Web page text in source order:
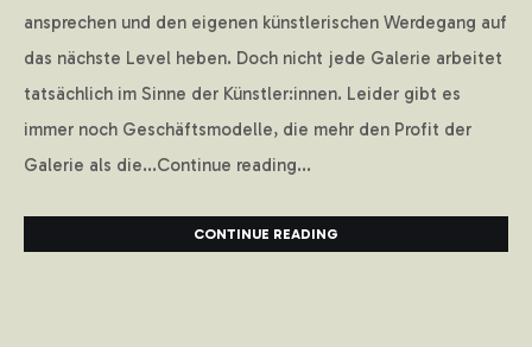
ansprechen und den eigenen künstlerischen Werdegang auf
das nächste Level heben. Doch nicht jede Galerie arbeitet
tatsächlich im Sinne der Künstler:innen. Leider gibt es
immer noch Geschäftsmodelle, die mehr den Profit der
Galerie als die...Continue reading...
CONTINUE READING